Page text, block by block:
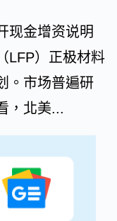
现金增资说明
LFP）正极材料
。市场普遍研
，北美...